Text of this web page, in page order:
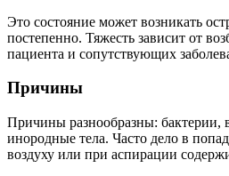
Это состояние может возникать
постепенно. Тяжесть зависит от
пациента и сопутствующих
Причины
Причины разнообразны: бактерии,
инородные тела. Часто дело в
воздуху или при аспирации